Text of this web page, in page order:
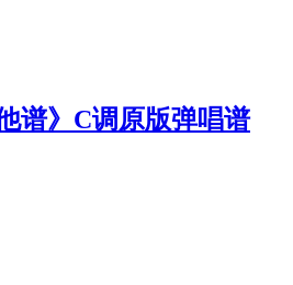
谱》C调原版弹唱谱